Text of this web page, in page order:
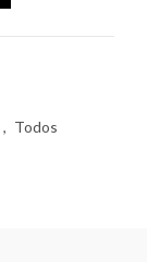
, Todos